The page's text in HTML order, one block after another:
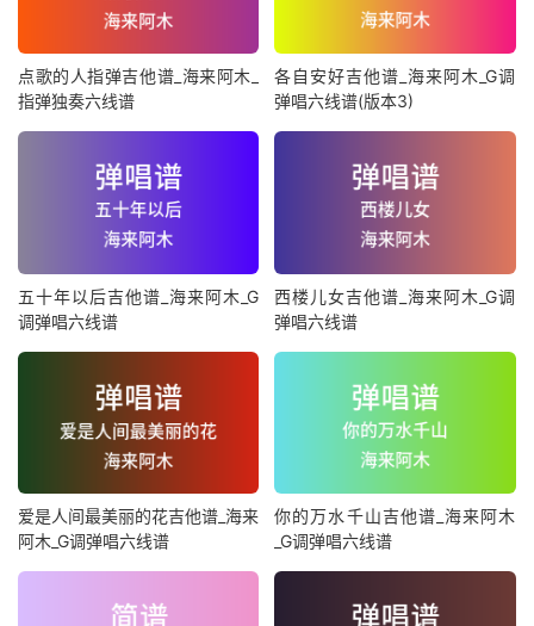
点歌的人指弹吉他谱_海来阿木_
指弹独奏六线谱
各自安好吉他谱_海来阿木_G调
弹唱六线谱(版本3)
五十年以后吉他谱_海来阿木_G
调弹唱六线谱
西楼儿女吉他谱_海来阿木_G调
弹唱六线谱
爱是人间最美丽的花吉他谱_海来
阿木_G调弹唱六线谱
你的万水千山吉他谱_海来阿木
_G调弹唱六线谱